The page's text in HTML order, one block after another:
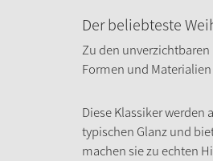
Der beliebteste
Zu den
Formen und
Diese Klassiker
typischen Glanz und
machen sie zu echten